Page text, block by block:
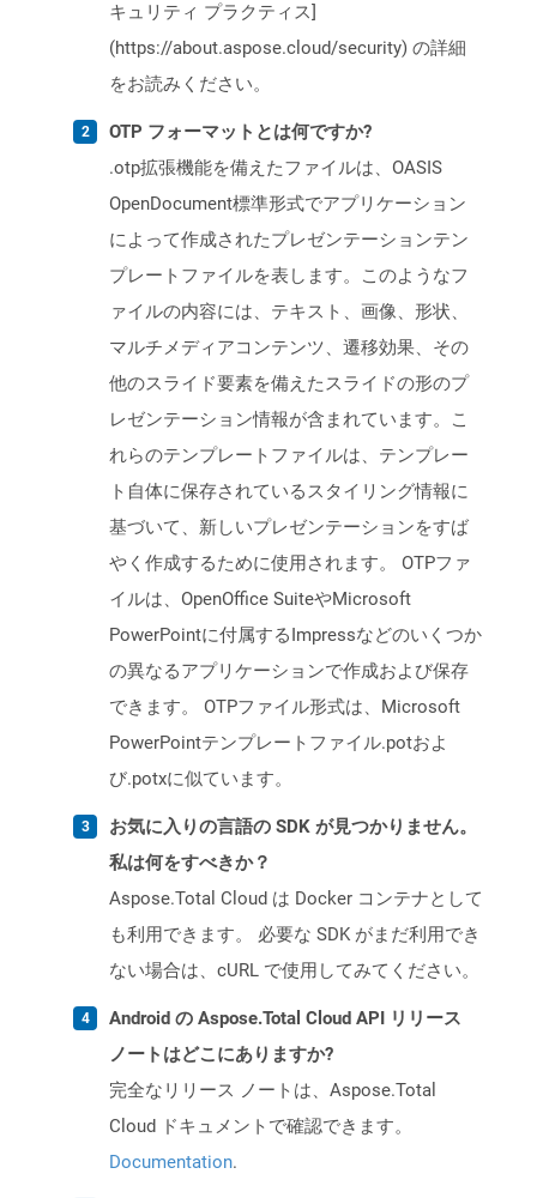
キュリティ プラクティス]
(https://about.aspose.cloud/security) の詳細
をお読みください。
OTP フォーマットとは何ですか?
.otp拡張機能を備えたファイルは、OASIS
OpenDocument標準形式でアプリケーション
によって作成されたプレゼンテーションテン
プレートファイルを表します。このようなフ
ァイルの内容には、テキスト、画像、形状、
マルチメディアコンテンツ、遷移効果、その
他のスライド要素を備えたスライドの形のプ
レゼンテーション情報が含まれています。こ
れらのテンプレートファイルは、テンプレー
ト自体に保存されているスタイリング情報に
基づいて、新しいプレゼンテーションをすば
やく作成するために使用されます。 OTPファ
イルは、OpenOffice SuiteやMicrosoft
PowerPointに付属するImpressなどのいくつか
の異なるアプリケーションで作成および保存
できます。 OTPファイル形式は、Microsoft
PowerPointテンプレートファイル.potおよ
び.potxに似ています。
お気に入りの言語の SDK が見つかりません。
私は何をすべきか？
Aspose.Total Cloud は Docker コンテナとして
も利用できます。 必要な SDK がまだ利用でき
ない場合は、cURL で使用してみてください。
Android の Aspose.Total Cloud API リリース
ノートはどこにありますか?
完全なリリース ノートは、Aspose.Total
Cloud ドキュメントで確認できます。
Documentation.